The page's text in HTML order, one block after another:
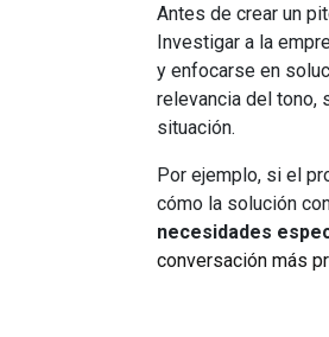
Antes de crear un
Investigar a la
y enfocarse en
relevancia del tono,
situación.
Por ejemplo, si el
cómo la solución
necesidades
conversación más